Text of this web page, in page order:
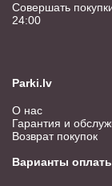
Совершать
24:00
Parki.lv
О нас
Гарантия и
Возврат покупок
Варианты